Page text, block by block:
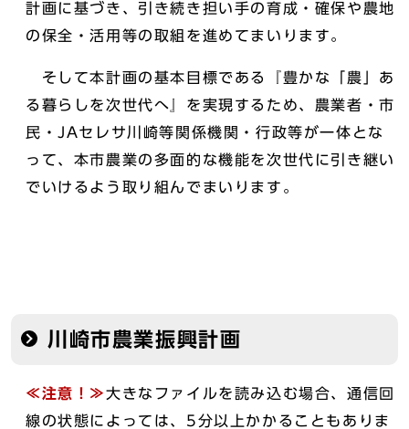
計画に基づき、引き続き担い手の育成・確保や農地
の保全・活用等の取組を進めてまいります。
そして本計画の基本目標である『豊かな「農」あ
る暮らしを次世代へ』を実現するため、農業者・市
民・JAセレサ川崎等関係機関・行政等が一体とな
って、本市農業の多面的な機能を次世代に引き継い
でいけるよう取り組んでまいります。
川崎市農業振興計画
≪注意！≫大きなファイルを読み込む場合、通信回
線の状態によっては、5分以上かかることもありま